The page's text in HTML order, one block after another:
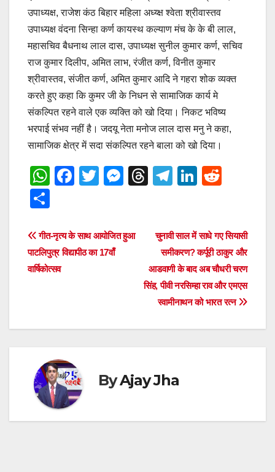
उपाध्यक्ष, राजेश कंठ बिहार महिला अध्य्क्ष श्वेता श्रीवास्तव
उपाध्यक्ष वंदना सिन्हा कर्ण कायस्थ कल्याण मंच के के बी लाल,
महासचिव बैधनाथ लाल दास, उपाध्यक्ष सुनील कुमार कर्ण, सचिव
राज कुमार दिलीप, अमित लाभ, रंजीत कर्ण, विनीत कुमार
श्रीवास्तव, संजीत कर्ण, अमित कुमार आदि ने गहरा शोक व्यक्त
करते हुए कहा कि कुमर जी के निधन से सामाजिक कार्य मे
संकल्पित रहने वाले एक व्यक्ति को खो दिया। निकट भविष्य
भरपाई संभव नहीं है। जदयू नेता मनोज लाल दास मनु ने कहा,
सामाजिक क्षेत्र में सदा संकल्पित रहने बाला को खो दिया।
W
s
A
p
F
e
b
T
er
M
e
T
a
s
T
gr
a
m
Li
e
dI
n
di
t
ar
e
Post
navigation
चुनावी साल में साधे गए सियासी
समीकरण? कर्पूरी ठाकुर और
आडवाणी के बाद अब चौधरी चरण
सिंह, पीवी नरसिम्हा राव और एमएस
स्वामीनाथन को भारत रत्न
गीत-नृत्य के साथ आयोजित हुआ
पाटलिपुत्र विद्यापीठ का 17वाँ
वार्षिकोत्सव
ByAjay Jha